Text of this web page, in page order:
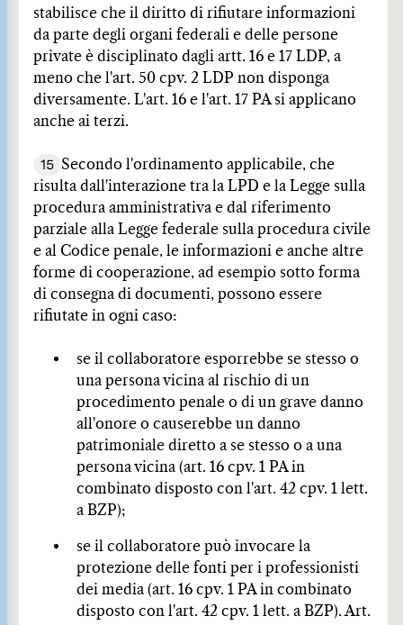
stabilisce che il diritto di rifiutare informazioni
da parte degli organi federali e delle persone
private è disciplinato dagli artt. 16 e 17 LDP, a
meno che l'art. 50 cpv. 2 LDP non disponga
diversamente. L'art. 16 e l'art. 17 PA si applicano
anche ai terzi.
15 Secondo l'ordinamento applicabile, che
risulta dall'interazione tra la LPD e la Legge sulla
procedura amministrativa e dal riferimento
parziale alla Legge federale sulla procedura civile
e al Codice penale, le informazioni e anche altre
forme di cooperazione, ad esempio sotto forma
di consegna di documenti, possono essere
rifiutate in ogni caso:
se il collaboratore esporrebbe se stesso o
una persona vicina al rischio di un
procedimento penale o di un grave danno
all'onore o causerebbe un danno
patrimoniale diretto a se stesso o a una
persona vicina (art. 16 cpv. 1 PA in
combinato disposto con l'art. 42 cpv. 1 lett.
a BZP);
se il collaboratore può invocare la
protezione delle fonti per i professionisti
dei media (art. 16 cpv. 1 PA in combinato
disposto con l'art. 42 cpv. 1 lett. a BZP). Art.